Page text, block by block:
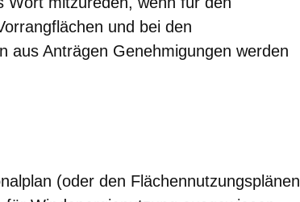
und bei den
aus Anträgen Genehmigungen werden
(oder den Flächennutzungsplänen